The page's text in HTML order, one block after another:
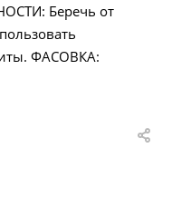
Беречь от
ФАСОВКА: